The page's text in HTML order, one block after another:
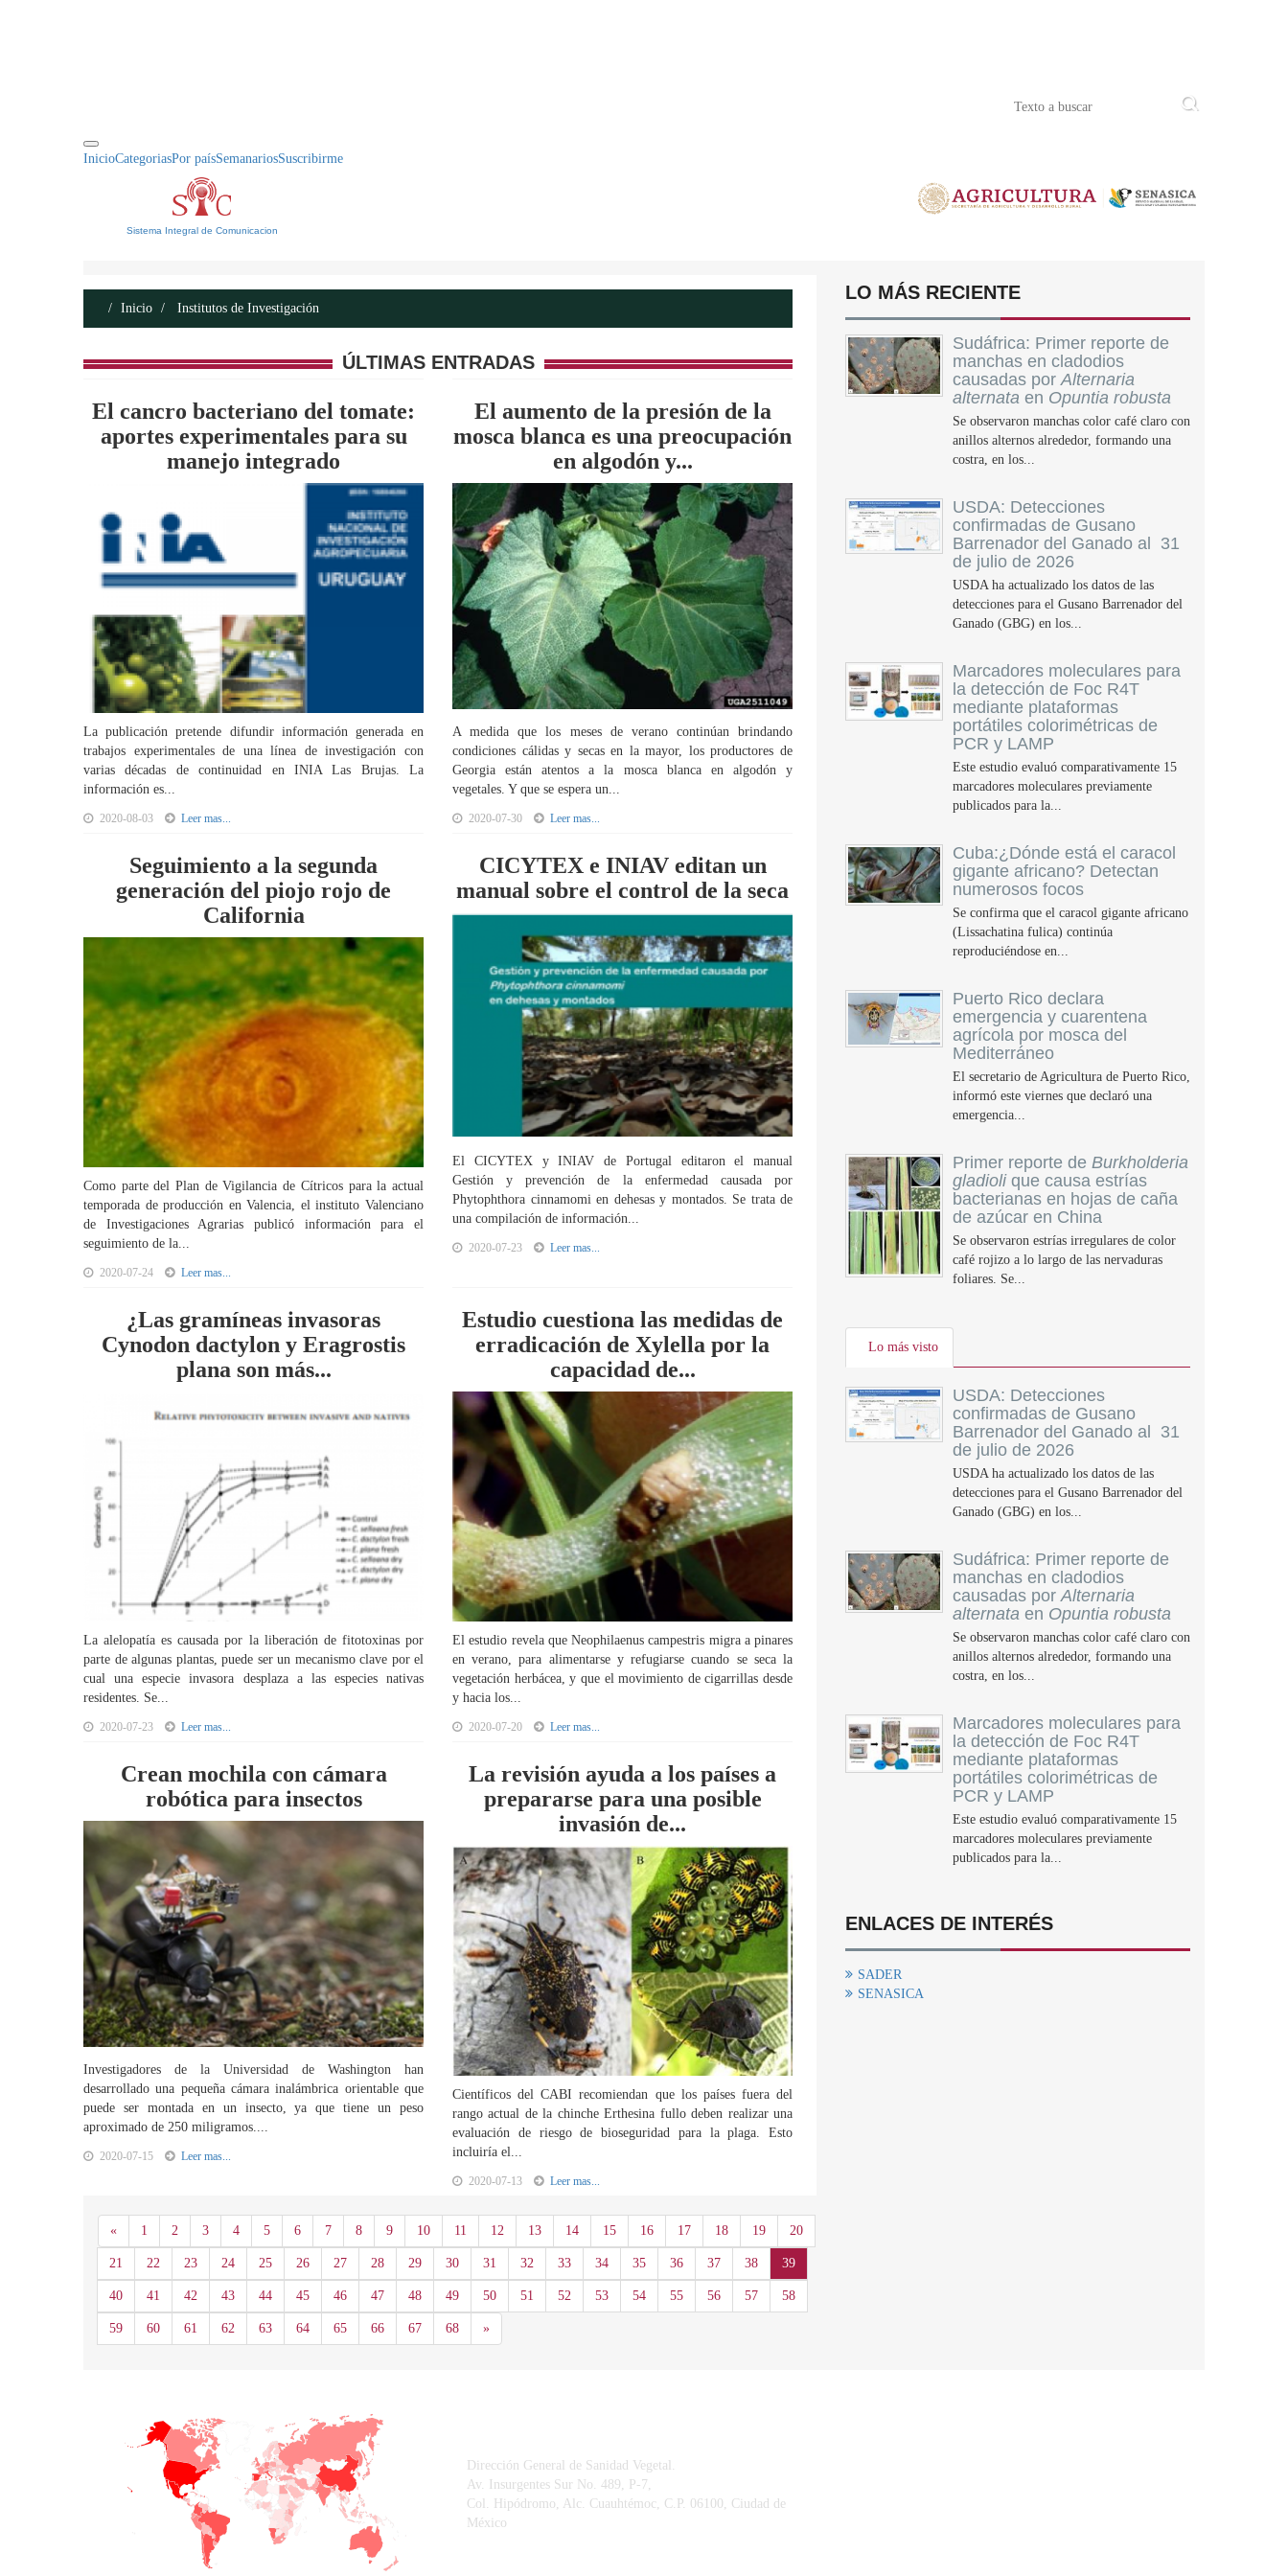
InicioCategoriasPor paísSemanariosSuscribirme
Sistema Integral de Comunicacion
Inicio Institutos de Investigación
ÚLTIMAS ENTRADAS
El cancro bacteriano del tomate:
aportes experimentales para su
manejo integrado
La publicación pretende difundir información generada en
trabajos experimentales de una línea de investigación con
varias décadas de continuidad en INIA Las Brujas. La
información es...
2020-08-03 Leer mas...
El aumento de la presión de la
mosca blanca es una preocupación
en algodón y...
A medida que los meses de verano continúan brindando
condiciones cálidas y secas en la mayor, los productores de
Georgia están atentos a la mosca blanca en algodón y
vegetales. Y que se espera un...
2020-07-30 Leer mas...
Seguimiento a la segunda
generación del piojo rojo de
California
Como parte del Plan de Vigilancia de Cítricos para la actual
temporada de producción en Valencia, el instituto Valenciano
de Investigaciones Agrarias publicó información para el
seguimiento de la...
2020-07-24 Leer mas...
CICYTEX e INIAV editan un
manual sobre el control de la seca
El CICYTEX y INIAV de Portugal editaron el manual
Gestión y prevención de la enfermedad causada por
Phytophthora cinnamomi en dehesas y montados. Se trata de
una compilación de información...
2020-07-23 Leer mas...
¿Las gramíneas invasoras
Cynodon dactylon y Eragrostis
plana son más...
La alelopatía es causada por la liberación de fitotoxinas por
parte de algunas plantas, puede ser un mecanismo clave por el
cual una especie invasora desplaza a las especies nativas
residentes. Se...
2020-07-23 Leer mas...
Estudio cuestiona las medidas de
erradicación de Xylella por la
capacidad de...
El estudio revela que Neophilaenus campestris migra a pinares
en verano, para alimentarse y refugiarse cuando se seca la
vegetación herbácea, y que el movimiento de cigarrillas desde
y hacia los...
2020-07-20 Leer mas...
Crean mochila con cámara
robótica para insectos
Investigadores de la Universidad de Washington han
desarrollado una pequeña cámara inalámbrica orientable que
puede ser montada en un insecto, ya que tiene un peso
aproximado de 250 miligramos....
2020-07-15 Leer mas...
La revisión ayuda a los países a
prepararse para una posible
invasión de...
Científicos del CABI recomiendan que los países fuera del
rango actual de la chinche Erthesina fullo deben realizar una
evaluación de riesgo de bioseguridad para la plaga. Esto
incluiría el...
2020-07-13 Leer mas...
«Anterior
1 2 3 4 5 6 7 8 9 10 11 12 13 14 15 16 17 18 19 20
21 22 23 24 25 26 27 28 29 30 31 32 33 34 35 36 37 38 39
40 41 42 43 44 45 46 47 48 49 50 51 52 53 54 55 56 57 58
59 60 61 62 63 64 65 66 67 68 »Siguiente
LO MÁS RECIENTE
Sudáfrica: Primer reporte de
manchas en cladodios
causadas porAlternaria
alternata en Opuntia robusta
Se observaron manchas color café claro con
anillos alternos alrededor, formando una
costra, en los...
USDA: Detecciones
confirmadas de Gusano
Barrenador del Ganado al 31
de julio de 2026
USDA ha actualizado los datos de las
detecciones para el Gusano Barrenador del
Ganado (GBG) en los...
Marcadores moleculares para
la detección de Foc R4T
mediante plataformas
portátiles colorimétricas de
PCR y LAMP
Este estudio evaluó comparativamente 15
marcadores moleculares previamente
publicados para la...
Cuba:¿Dónde está el caracol
gigante africano? Detectan
numerosos focos
Se confirma que el caracol gigante africano
(Lissachatina fulica) continúa
reproduciéndose en...
Puerto Rico declara
emergencia y cuarentena
agrícola por mosca del
Mediterráneo
El secretario de Agricultura de Puerto Rico,
informó este viernes que declaró una
emergencia...
Primer reporte de Burkholderia
gladiolique causa estrías
bacterianas en hojas de caña
de azúcar en China
Se observaron estrías irregulares de color
café rojizo a lo largo de las nervaduras
foliares. Se...
Lo más visto
USDA: Detecciones
confirmadas de Gusano
Barrenador del Ganado al 31
de julio de 2026
USDA ha actualizado los datos de las
detecciones para el Gusano Barrenador del
Ganado (GBG) en los...
Sudáfrica: Primer reporte de
manchas en cladodios
causadas porAlternaria
alternata en Opuntia robusta
Se observaron manchas color café claro con
anillos alternos alrededor, formando una
costra, en los...
Marcadores moleculares para
la detección de Foc R4T
mediante plataformas
portátiles colorimétricas de
PCR y LAMP
Este estudio evaluó comparativamente 15
marcadores moleculares previamente
publicados para la...
ENLACES DE INTERÉS
SADER
SENASICA
Dirección General de Sanidad Vegetal.
Av. Insurgentes Sur No. 489, P-7,
Col. Hipódromo, Alc. Cuauhtémoc, C.P. 06100, Ciudad de
México